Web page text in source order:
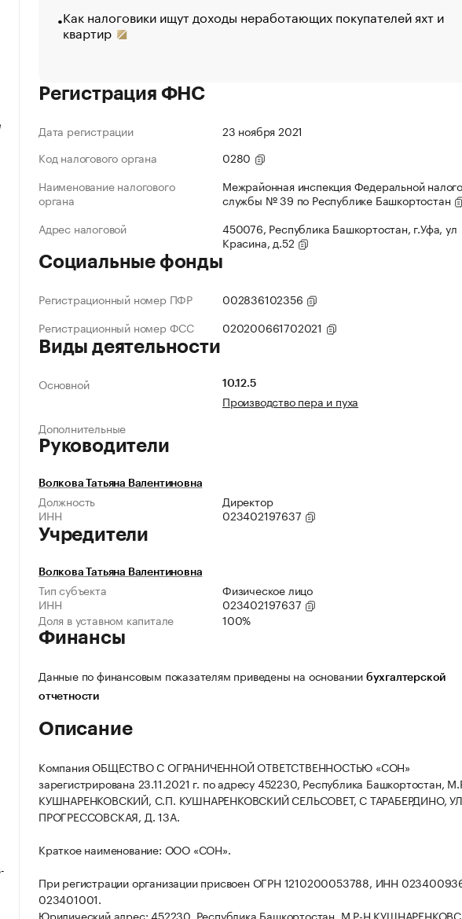
Как налоговики ищут доходы неработающих покупателей яхт и
квартир
Регистрация ФНС
Дата регистрации
23 ноября 2021
Код налогового органа
0280
Наименование налогового
органа
Межрайонная инспекция Федеральной
службы № 39 по Республике Башкортостан
Адрес налоговой
450076, Республика Башкортостан, г.Уфа, ул
Красина, д.52
Социальные фонды
Регистрационный номер ПФР
002836102356
Регистрационный номер ФСС
020200661702021
Виды деятельности
Основной 10.12.5
Производство пера и пуха
Дополнительные
Руководители
Волкова Татьяна Валентиновна
Должность
Директор
ИНН
023402197637
Учредители
Волкова Татьяна Валентиновна
Тип субъекта
Физическое лицо
ИНН
023402197637
Доля в уставном капитале
100%
Финансы
Данные по финансовым показателям приведены на основании бухгалтерской
отчетности
Описание
Компания ОБЩЕСТВО С ОГРАНИЧЕННОЙ ОТВЕТСТВЕННОСТЬЮ «СОН»
зарегистрирована 23.11.2021 г. по адресу 452230, Республика Башкортостан,
КУШНАРЕНКОВСКИЙ, С.П. КУШНАРЕНКОВСКИЙ СЕЛЬСОВЕТ, С ТАРАБЕРДИНО, УЛ
ПРОГРЕССОВСКАЯ, Д. 13А.
Краткое наименование: ООО «СОН».
При регистрации организации присвоен ОГРН 1210200053788, ИНН
023401001.
Юридический адрес: 452230, Республика Башкортостан, М.Р-Н